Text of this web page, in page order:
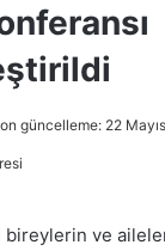
güncelleme: 22
bireylerin ve